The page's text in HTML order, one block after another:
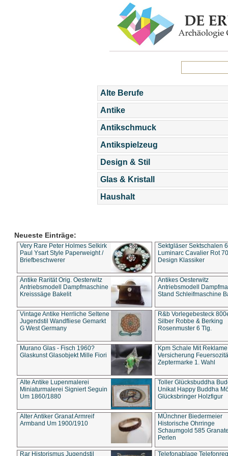
Alte Berufe
Antike
Antikschmuck
Antikspielzeug
Design & Stil
Glas & Kristall
Haushalt
Neueste Einträge:
Very Rare Peter Holmes Selkirk
Paul Ysart Style Paperweight /
Briefbeschwerer
Sektgläser Sektschalen
Luminarc Cavalier Rot
Design Klassiker
Antike Rarität Orig. Oesterwitz
Antriebsmodell Dampfmaschine
Kreisssäge Bakelit
Antikes Oesterwitz
Antriebsmodell
Stand Schleifmaschine
Vintage Antike Herrliche Seltene
Jugendstil Wandfliese Gemarkt
G West Germany
R&b Vorlegebesteck
Silber Robbe & Berking
Rosenmuster 6 Tlg.
Murano Glas - Fisch 1960?
Glaskunst Glasobjekt Mille Fiori
Kpm Schale Mit Reklame
Versicherung
Zeptermarke 1. Wahl
Alte Antike Lupenmalerei
Miniaturmalerei Signiert Seguin
Um 1860/1880
Toller Glücksbuddha
Unikat Happy Buddha
Glücksbringer Holzfigur
Alter Antiker Granat Armreif
Armband Um 1900/1910
MÜnchner Biedermeier
Historische Ohrringe
Schaumgold 585
Perlen
Rar Historismus Jugendstil Telefonablage